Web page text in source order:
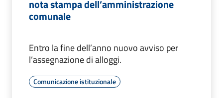
nota stampa dell’amministrazione
comunale
Entro la fine dell’anno nuovo avviso per
l’assegnazione di alloggi.
Comunicazione istituzionale